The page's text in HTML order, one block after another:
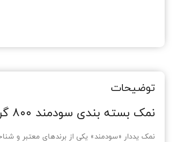
توضیحات
نمک بسته بندی سودمند ۸۰۰ گرمی ۲۰ عددی